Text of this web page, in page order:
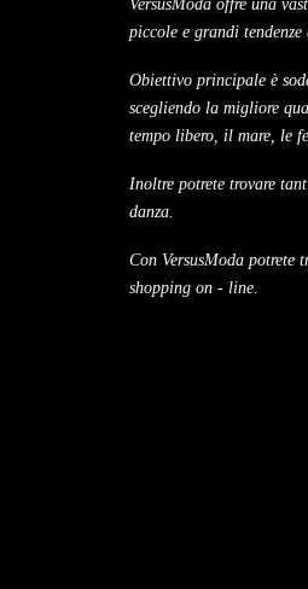
VersusModa offre una
piccole e grandi
Obiettivo principale è
scegliendo la migliore
tempo libero, il mare, le
Inoltre potrete trovare
danza.
Con VersusModa potrete
shopping on - line.